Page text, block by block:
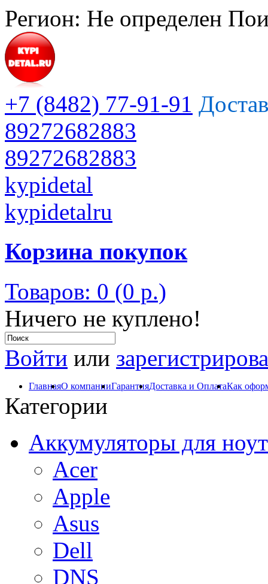
Регион: Не определен
+7 (8482) 77-91-91
89272682883
89272682883
kypidetal
kypidetalru
Корзина покупок
Товаров: 0 (0 р.)
Ничего не куплено!
Войти или
ГлавнаяО компанииГарантияДоставка и ОплатаКак
Категории
Аккумуляторы для
Acer
Apple
Asus
Dell
DNS